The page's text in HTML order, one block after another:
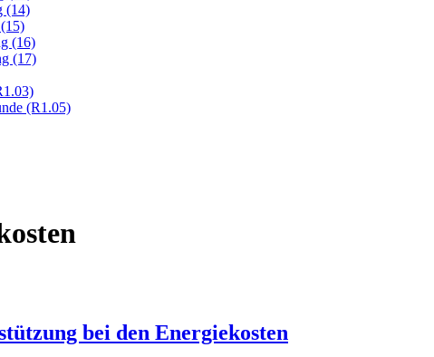
(14)
(16)
(17)
(R1.05)
bei den Energiekosten